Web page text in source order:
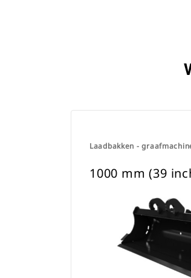
Laadbakken -
1000 mm (39